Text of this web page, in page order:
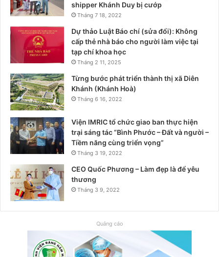
shipper Khánh Duy bị cướp
Tháng 7 18, 2022
Dự thảo Luật Báo chí (sửa đổi): Không
cấp thẻ nhà báo cho người làm việc tại
tạp chí khoa học
Tháng 2 11, 2025
Từng bước phát triển thành thị xã Diên
Khánh (Khánh Hoà)
Tháng 6 16, 2022
Viện IMRIC tổ chức giao ban thực hiện
trại sáng tác “Bình Phước – Đất và người –
Tiềm năng cùng triển vọng”
Tháng 3 19, 2022
CEO Quốc Phương – Làm đẹp là để yêu
thương
Tháng 3 9, 2022
Quảng cáo